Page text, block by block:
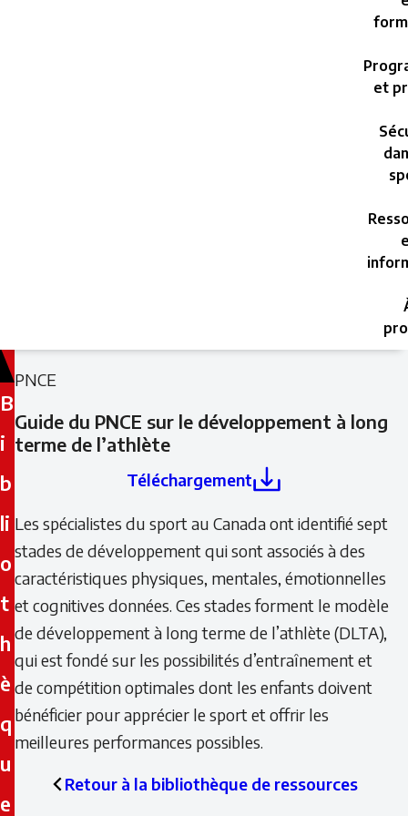
et
B
i
b
li
o
t
h
è
q
u
e
Filed
Filed
PNCE
Guide du PNCE sur le développement à long
terme de l’athlète
Téléchargement
Les spécialistes du sport au Canada ont identifié sept
stades de développement qui sont associés à des
caractéristiques physiques, mentales, émotionnelles
et cognitives données. Ces stades forment le modèle
de développement à long terme de l’athlète (DLTA),
qui est fondé sur les possibilités d’entraînement et
de compétition optimales dont les enfants doivent
bénéficier pour apprécier le sport et offrir les
meilleures performances possibles.
Retour à la bibliothèque de ressources